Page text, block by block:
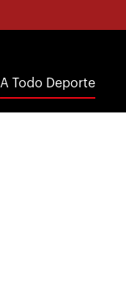
A Todo Deporte